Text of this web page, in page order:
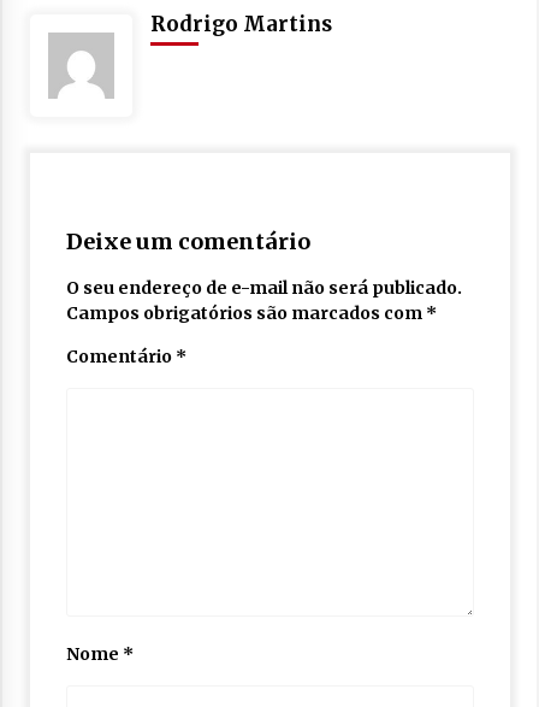
Rodrigo Martins
Deixe um comentário
O seu endereço de e-mail não será publicado.
Campos obrigatórios são marcados com *
Comentário *
Nome *